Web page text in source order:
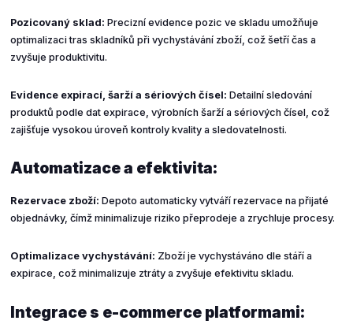
Pozicovaný sklad: Precizní evidence pozic ve skladu umožňuje
optimalizaci tras skladníků při vychystávání zboží, což šetří čas a
zvyšuje produktivitu.
Evidence expirací, šarží a sériových čísel: Detailní sledování
produktů podle dat expirace, výrobních šarží a sériových čísel, což
zajišťuje vysokou úroveň kontroly kvality a sledovatelnosti.
Automatizace a efektivita:
Rezervace zboží: Depoto automaticky vytváří rezervace na přijaté
objednávky, čímž minimalizuje riziko přeprodeje a zrychluje procesy.
Optimalizace vychystávání: Zboží je vychystáváno dle stáří a
expirace, což minimalizuje ztráty a zvyšuje efektivitu skladu.
Integrace s e-commerce platformami: